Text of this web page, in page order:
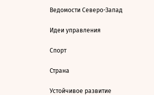
Ведомости Северо-Запад
Идеи управления
Спорт
Страна
Устойчивое развитие